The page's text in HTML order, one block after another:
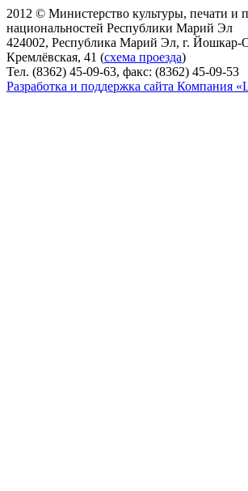
2012 © Министерство культуры, печати и
национальностей Республики Марий Эл
424002, Республика Марий Эл, г. Йошкар-
Кремлёвская, 41 (схема проезда)
Тел. (8362) 45-09-63, факс: (8362) 45-09-53
Разработка и поддержка сайта Компания